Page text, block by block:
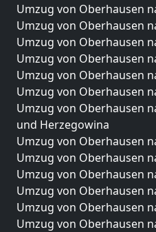
Umzug von Oberhausen
Umzug von Oberhausen
Umzug von Oberhausen
Umzug von Oberhausen
Umzug von Oberhausen
Umzug von Oberhausen
Umzug von Oberhausen
und Herzegowina
Umzug von Oberhausen
Umzug von Oberhausen
Umzug von Oberhausen
Umzug von Oberhausen
Umzug von Oberhausen
Umzug von Oberhausen